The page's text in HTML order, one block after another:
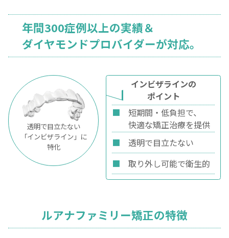
年間300症例以上の実績＆
ダイヤモンドプロバイダーが対応。
透明で目立たない
「インビザライン」に
特化
インビザラインの
ポイント
■
短期間・低負担で、
快適な矯正治療を提供
■
透明で目立たない
■
取り外し可能で衛生的
ルアナファミリー矯正の特徴